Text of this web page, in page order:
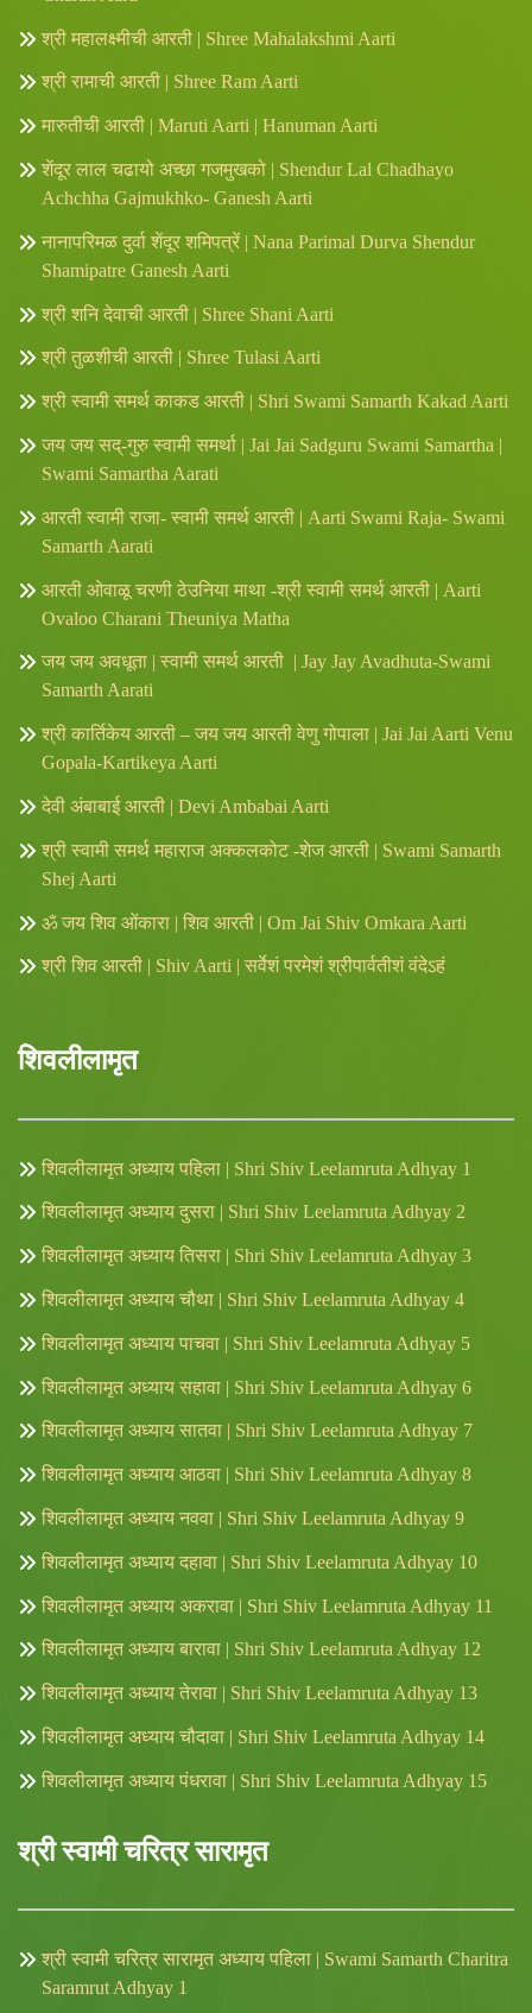
श्री महालक्ष्मीची आरती | Shree Mahalakshmi Aarti
श्री रामाची आरती | Shree Ram Aarti
मारुतीची आरती | Maruti Aarti | Hanuman Aarti
शेंदूर लाल चढायो अच्छा गजमुखको | Shendur Lal Chadhayo
Achchha Gajmukhko- Ganesh Aarti
नानापरिमळ दुर्वा शेंदूर शमिपत्रें | Nana Parimal Durva Shendur
Shamipatre Ganesh Aarti
श्री शनि देवाची आरती | Shree Shani Aarti
श्री तुळशीची आरती | Shree Tulasi Aarti
श्री स्वामी समर्थ काकड आरती | Shri Swami Samarth Kakad Aarti
जय जय सद्-गुरु स्वामी समर्था | Jai Jai Sadguru Swami Samartha |
Swami Samartha Aarati
आरती स्वामी राजा- स्वामी समर्थ आरती | Aarti Swami Raja- Swami
Samarth Aarati
आरती ओवाळू चरणी ठेउनिया माथा -श्री स्वामी समर्थ आरती | Aarti
Ovaloo Charani Theuniya Matha
जय जय अवधूता | स्वामी समर्थ आरती | Jay Jay Avadhuta-Swami
Samarth Aarati
श्री कार्तिकेय आरती – जय जय आरती वेणु गोपाला | Jai Jai Aarti Venu
Gopala-Kartikeya Aarti
देवी अंबाबाई आरती | Devi Ambabai Aarti
श्री स्वामी समर्थ महाराज अक्कलकोट -शेज आरती | Swami Samarth
Shej Aarti
ॐ जय शिव ओंकारा | शिव आरती | Om Jai Shiv Omkara Aarti
श्री शिव आरती | Shiv Aarti | सर्वेशं परमेशं श्रीपार्वतीशं वंदेऽहं
शिवलीलामृत
शिवलीलामृत अध्याय पहिला | Shri Shiv Leelamruta Adhyay 1
शिवलीलामृत अध्याय दुसरा | Shri Shiv Leelamruta Adhyay 2
शिवलीलामृत अध्याय तिसरा | Shri Shiv Leelamruta Adhyay 3
शिवलीलामृत अध्याय चौथा | Shri Shiv Leelamruta Adhyay 4
शिवलीलामृत अध्याय पाचवा | Shri Shiv Leelamruta Adhyay 5
शिवलीलामृत अध्याय सहावा | Shri Shiv Leelamruta Adhyay 6
शिवलीलामृत अध्याय सातवा | Shri Shiv Leelamruta Adhyay 7
शिवलीलामृत अध्याय आठवा | Shri Shiv Leelamruta Adhyay 8
शिवलीलामृत अध्याय नववा | Shri Shiv Leelamruta Adhyay 9
शिवलीलामृत अध्याय दहावा | Shri Shiv Leelamruta Adhyay 10
शिवलीलामृत अध्याय अकरावा | Shri Shiv Leelamruta Adhyay 11
शिवलीलामृत अध्याय बारावा | Shri Shiv Leelamruta Adhyay 12
शिवलीलामृत अध्याय तेरावा | Shri Shiv Leelamruta Adhyay 13
शिवलीलामृत अध्याय चौदावा | Shri Shiv Leelamruta Adhyay 14
शिवलीलामृत अध्याय पंधरावा | Shri Shiv Leelamruta Adhyay 15
श्री स्वामी चरित्र सारामृत
श्री स्वामी चरित्र सारामृत अध्याय पहिला | Swami Samarth Charitra
Saramrut Adhyay 1